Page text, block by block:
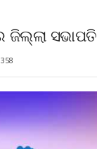
ଜିଲ୍ଲା ସଭାପତି
358